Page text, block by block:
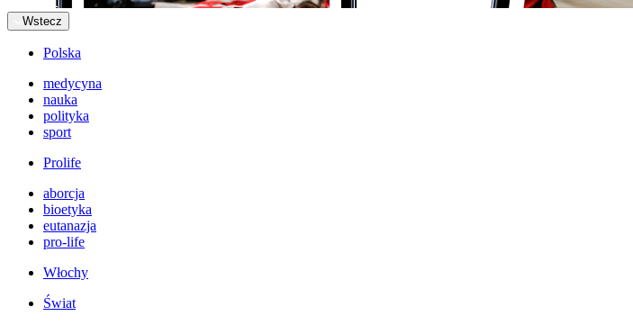
Wstecz
Polska
medycyna
nauka
polityka
sport
Prolife
aborcja
bioetyka
eutanazja
pro-life
Włochy
Świat